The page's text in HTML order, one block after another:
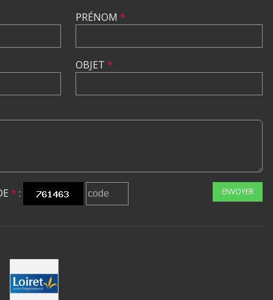
PRÉNOM *
OBJET *
* : ENVOYER